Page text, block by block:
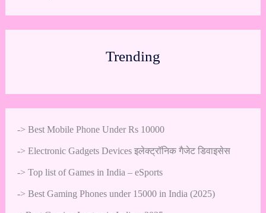
Trending
-> Best Mobile Phone Under Rs 10000
-> Electronic Gadgets Devices इलेक्ट्रॉनिक गैजेट डिवाइसेस
-> Top list of Games in India – eSports
-> Best Gaming Phones under 15000 in India (2025)